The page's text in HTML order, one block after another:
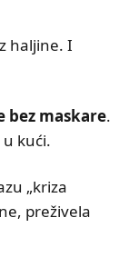
haljine. I
bez maskare.
kući.
„kriza
preživela